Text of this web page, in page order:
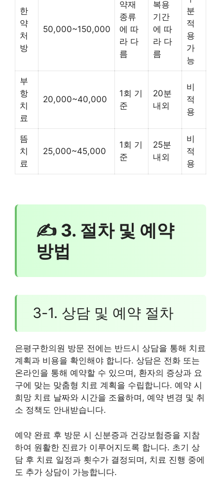
한
약
처
방
50,000~150,000
약재
종류
에 따
라 다
름
복용
기간
에 따
라 다
름
분
적
용
가
능
부
항
치
료
20,000~40,000
1회 기
준
20분
내외
비
적
용
뜸
치
료
25,000~45,000
1회 기
준
25분
내외
비
적
용
✍ 3. 절차 및 예약
방법
3-1. 상담 및 예약 절차
은평구한의원 방문 전에는 반드시 상담을 통해 치료
계획과 비용을 확인해야 합니다. 상담은 전화 또는
온라인을 통해 예약할 수 있으며, 환자의 증상과 요
구에 맞는 맞춤형 치료 계획을 수립합니다. 예약 시
희망 치료 날짜와 시간을 조율하며, 예약 변경 및 취
소 정책도 안내받습니다.
예약 완료 후 방문 시 신분증과 건강보험증을 지참
하여 원활한 진료가 이루어지도록 합니다. 초기 상
담 후 치료 일정과 횟수가 결정되며, 치료 진행 중에
도 추가 상담이 가능합니다.